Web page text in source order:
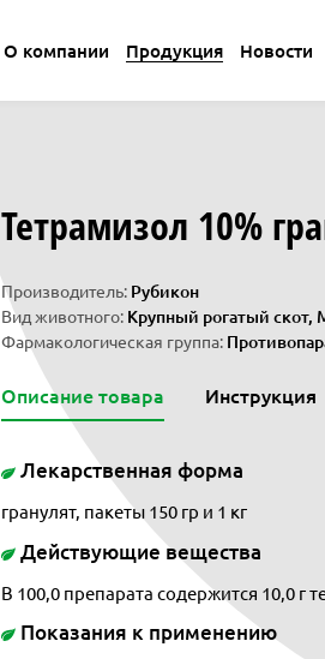
О компании Продукция Новости
Тетрамизол 10%
Производитель: Рубикон
Вид животного: Крупный рогатый скот,
Фармакологическая группа:
Описание товара Инструкция
Лекарственная форма
гранулят, пакеты 150 гр и 1 кг
Действующие вещества
В 100,0 препарата содержится 10,0 г
Показания к применению